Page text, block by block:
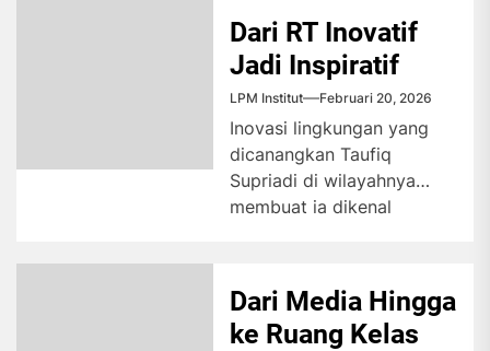
Dari RT Inovatif
Jadi Inspiratif
LPM Institut Februari 20, 2026
Inovasi lingkungan yang
dicanangkan Taufiq
Supriadi di wilayahnya
membuat ia dikenal
mendapatkan berbagai
penghargaan...
Dari Media Hingga
ke Ruang Kelas